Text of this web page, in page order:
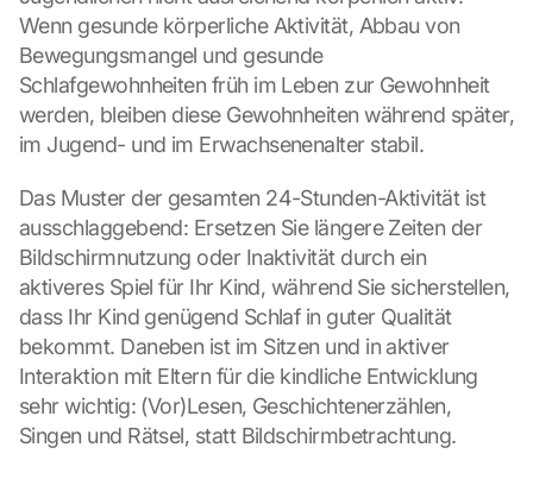
Wenn gesunde körperliche Aktivität, Abbau von
Bewegungsmangel und gesunde
Schlafgewohnheiten früh im Leben zur Gewohnheit
werden, bleiben diese Gewohnheiten während später,
im Jugend- und im Erwachsenenalter stabil.
Das Muster der gesamten 24-Stunden-Aktivität ist
ausschlaggebend: Ersetzen Sie längere Zeiten der
Bildschirmnutzung oder Inaktivität durch ein
aktiveres Spiel für Ihr Kind, während Sie sicherstellen,
dass Ihr Kind genügend Schlaf in guter Qualität
bekommt. Daneben ist im Sitzen und in aktiver
Interaktion mit Eltern für die kindliche Entwicklung
sehr wichtig: (Vor)Lesen, Geschichtenerzählen,
Singen und Rätsel, statt Bildschirmbetrachtung.
c
i
c
k
i
g
o
n
t
h
i
s
p
r
o
t